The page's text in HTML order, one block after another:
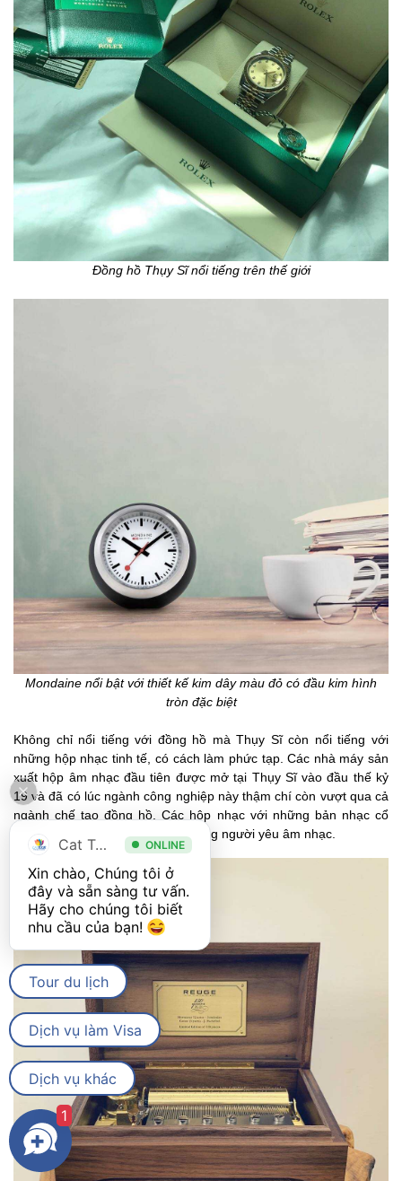
Đồng hồ Thụy Sĩ nổi tiếng trên thế giới
Mondaine nổi bật với thiết kế kim dây màu đỏ có đầu kim hình
tròn đặc biệt
Không chỉ nổi tiếng với đồng hồ mà Thụy Sĩ còn nổi tiếng với
những hộp nhạc tinh tế, có cách làm phức tạp. Các nhà máy sản
xuất hộp âm nhạc đầu tiên được mở tại Thụy Sĩ vào đầu thế kỷ
19 và đã có lúc ngành công nghiệp này thậm chí còn vượt qua cả
ngành chế tạo đồng hồ. Các hộp nhạc với những bản nhạc cổ
điển sẽ là một quà tinh tế với những người yêu âm nhạc.
Cat Tour ONLINE
Xin chào, Chúng tôi ở
đây và sẵn sàng tư vấn.
Hãy cho chúng tôi biết
nhu cầu của bạn!
Tour du lịch
Dịch vụ làm Visa
Dịch vụ khác
1